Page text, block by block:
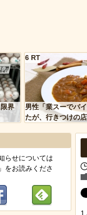
界
6 RT
男性「業スーでバ
たが、行きつけの
1
らせについては
」をお読みくださ